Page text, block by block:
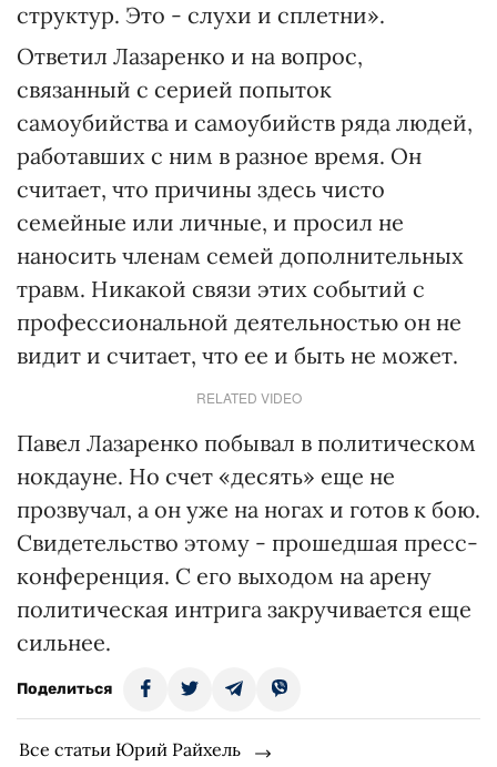
структур. Это - слухи и сплетни».
Ответил Лазаренко и на вопрос,
связанный с серией попыток
самоубийства и самоубийств ряда людей,
работавших с ним в разное время. Он
считает, что причины здесь чисто
семейные или личные, и просил не
наносить членам семей дополнительных
травм. Никакой связи этих событий с
профессиональной деятельностью он не
видит и считает, что ее и быть не может.
RELATED VIDEO
Павел Лазаренко побывал в политическом
нокдауне. Но счет «десять» еще не
прозвучал, а он уже на ногах и готов к бою.
Свидетельство этому - прошедшая пресс-
конференция. С его выходом на арену
политическая интрига закручивается еще
сильнее.
Поделиться
Все статьи Юрий Райхель